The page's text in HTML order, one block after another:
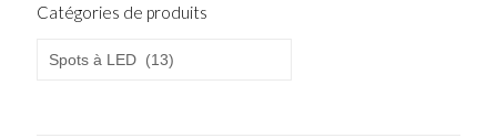
Catégories de produits